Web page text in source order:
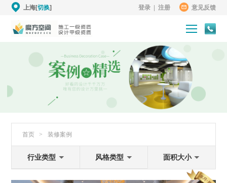
上海[切换] 登录 注册 意见反馈
首页 > 装修案例
行业类型 风格类型 面积大小